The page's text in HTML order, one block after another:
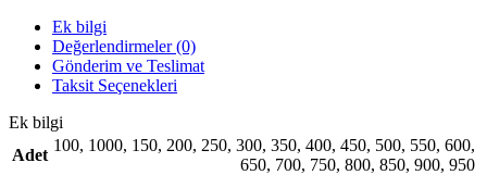
Ek bilgi
Değerlendirmeler (0)
Gönderim ve Teslimat
Taksit Seçenekleri
Ek bilgi
Adet
100, 1000, 150, 200, 250, 300, 350, 400, 450, 500, 550, 600,
650, 700, 750, 800, 850, 900, 950